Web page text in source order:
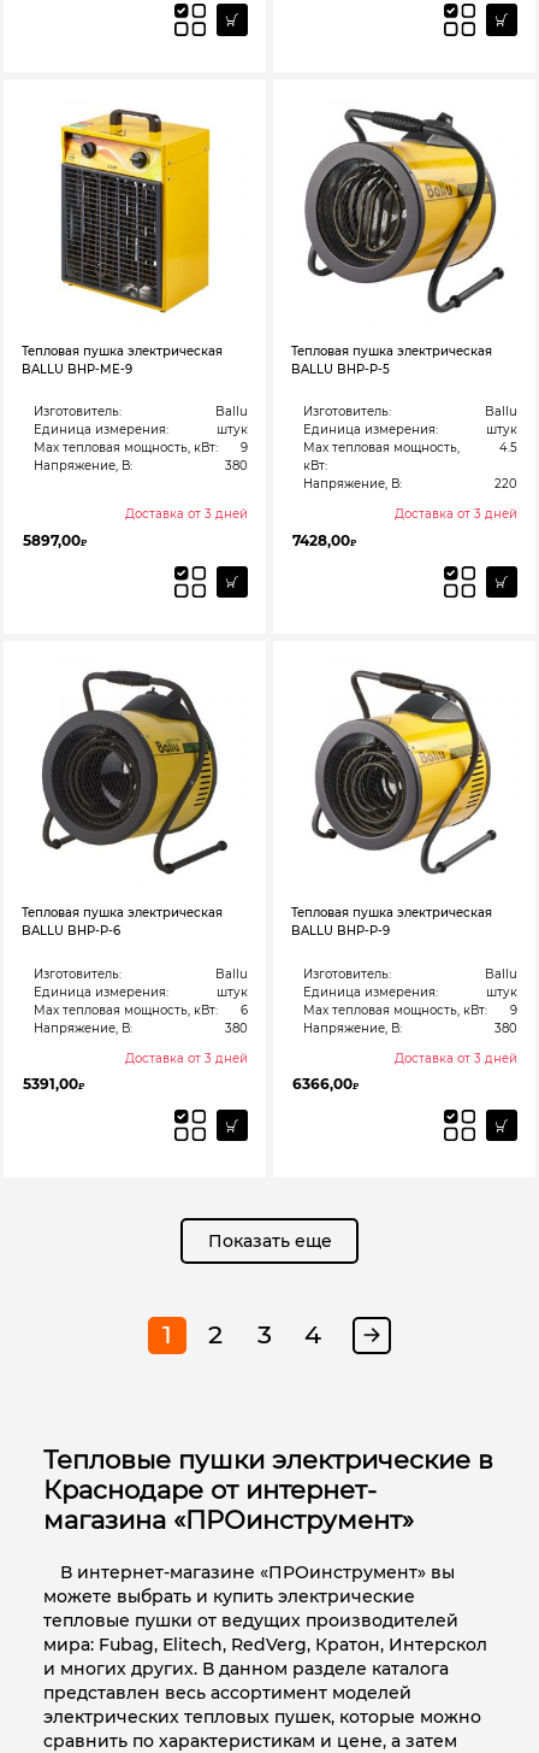
Тепловая пушка электрическая
BALLU BHP-MЕ-9
Изготовитель:
Ballu
Единица измерения:
штук
Max тепловая мощность, кВт:
9
Напряжение, В:
380
Доставка от 3 дней
5897,00₽
Тепловая пушка электрическая
BALLU BHP-P-5
Изготовитель:
Ballu
Единица измерения:
штук
Max тепловая мощность,
кВт:
4.5
Напряжение, В:
220
Доставка от 3 дней
7428,00₽
Тепловая пушка электрическая
BALLU BHP-P-6
Изготовитель:
Ballu
Единица измерения:
штук
Max тепловая мощность, кВт:
6
Напряжение, В:
380
Доставка от 3 дней
5391,00₽
Тепловая пушка электрическая
BALLU BHP-P-9
Изготовитель:
Ballu
Единица измерения:
штук
Max тепловая мощность, кВт:
9
Напряжение, В:
380
Доставка от 3 дней
6366,00₽
Показать еще
1 2 3 4
Тепловые пушки электрические в
Краснодаре от интернет-
магазина «ПРОинструмент»
В интернет-магазине «ПРОинструмент» вы
можете выбрать и купить электрические
тепловые пушки от ведущих производителей
мира: Fubag, Elitech, RedVerg, Кратон, Интерскол
и многих других. В данном разделе каталога
представлен весь ассортимент моделей
электрических тепловых пушек, которые можно
сравнить по характеристикам и цене, а затем